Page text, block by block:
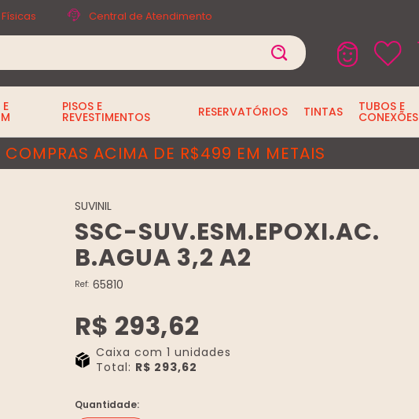
Central de Atendimento
PISOS E
REVESTIMENTOS RESERVATÓRIOS TINTAS TUBOS E
CONEXÕES
COMPRAS ACIMA DE R$499 EM METAIS
SUVINIL
SSC-SUV.ESM.EPOXI.AC.
B.AGUA 3,2 A2
Ref: 65810
R$ 293,62
Caixa com 1 unidades
Total: R$ 293,62
Quantidade: